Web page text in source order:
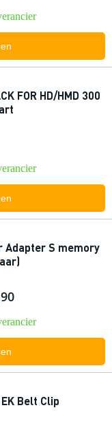
FOR HD/HMD 300
Adapter S memory
Belt Clip